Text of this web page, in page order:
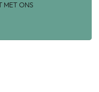
MET ONS